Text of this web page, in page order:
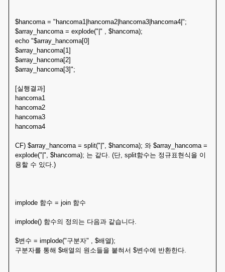
$hancoma = "hancoma1|hancoma2|hancoma3|hancoma4|";
$array_hancoma = explode("|" , $hancoma);
echo "$array_hancoma[0]
$array_hancoma[1]
$array_hancoma[2]
$array_hancoma[3]";
[실행결과]
hancoma1
hancoma2
hancoma3
hancoma4
CF) $array_hancoma = split("|", $hancoma); 와 $array_hancoma =
explode("|", $hancoma); 는 같다. (단, split함수는 정규표현식을 이
용할 수 있다.)
implode 함수 = join 함수
implode() 함수의 정의는 다음과 같습니다.
$변수 = implode("구분자" , $배열);
구분자를 통해 $배열의 원소들을 붙혀서 $변수에 반환한다.